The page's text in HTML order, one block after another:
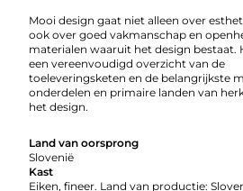
Mooi design gaat niet alleen over
ook over goed vakmanschap en
materialen waaruit het design bestaat.
een vereenvoudigd overzicht van de
toeleveringsketen en de belangrijkste
onderdelen en primaire landen van
het design.
Land van oorsprong
Slovenië
Kast
Eiken, fineer. Land van productie: